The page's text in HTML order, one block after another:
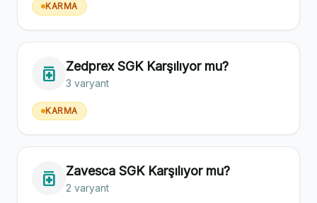
KARMA
medication Zedprex SGK Karşılıyor mu?
3 varyant
KARMA
medication Zavesca SGK Karşılıyor mu?
2 varyant